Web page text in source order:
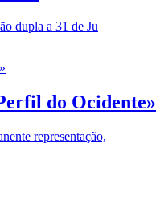
dupla a 31 de Ju
do Ocidente»
representação,